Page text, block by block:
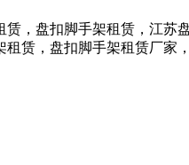
赁，盘扣脚手架租赁，江苏
租赁，盘扣脚手架租赁厂家